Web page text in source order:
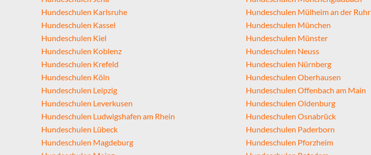
Hundeschulen Karlsruhe
Hundeschulen Kassel
Hundeschulen Kiel
Hundeschulen Koblenz
Hundeschulen Krefeld
Hundeschulen Köln
Hundeschulen Leipzig
Hundeschulen Leverkusen
Hundeschulen Ludwigshafen am Rhein
Hundeschulen Lübeck
Hundeschulen Magdeburg
Hundeschulen Mülheim an der Ruhr
Hundeschulen München
Hundeschulen Münster
Hundeschulen Neuss
Hundeschulen Nürnberg
Hundeschulen Oberhausen
Hundeschulen Offenbach am Main
Hundeschulen Oldenburg
Hundeschulen Osnabrück
Hundeschulen Paderborn
Hundeschulen Pforzheim